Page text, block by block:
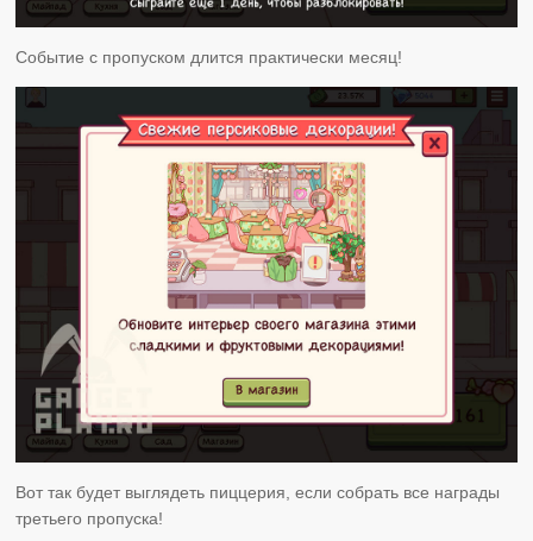
Событие с пропуском длится практически месяц!
Вот так будет выглядеть пиццерия, если собрать все награды
третьего пропуска!